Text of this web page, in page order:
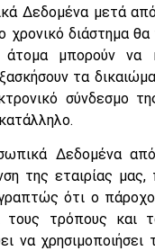
Δεδομένα μετά
χρονικό διάστημα
μπορούν να
τα
σύνδεσμο
Δεδομένα
της εταιρίας
ότι ο
τους τρόπους και
να χρησιμοποιήσει